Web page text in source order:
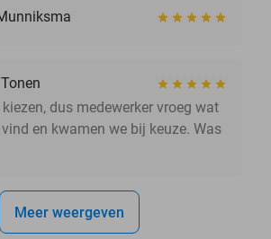
dus medewerker vroeg wat
en kwamen we bij keuze. Was
Meer weergeven